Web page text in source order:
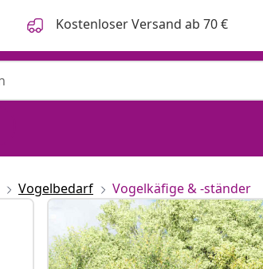
Kostenloser Versand ab 70 €
Vogelbedarf Vogelkäfige & -ständer